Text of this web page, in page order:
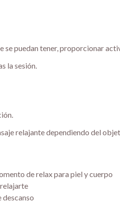
se puedan tener, proporcionar
la sesión.
relajante dependiendo del
de relax para piel y cuerpo
descanso